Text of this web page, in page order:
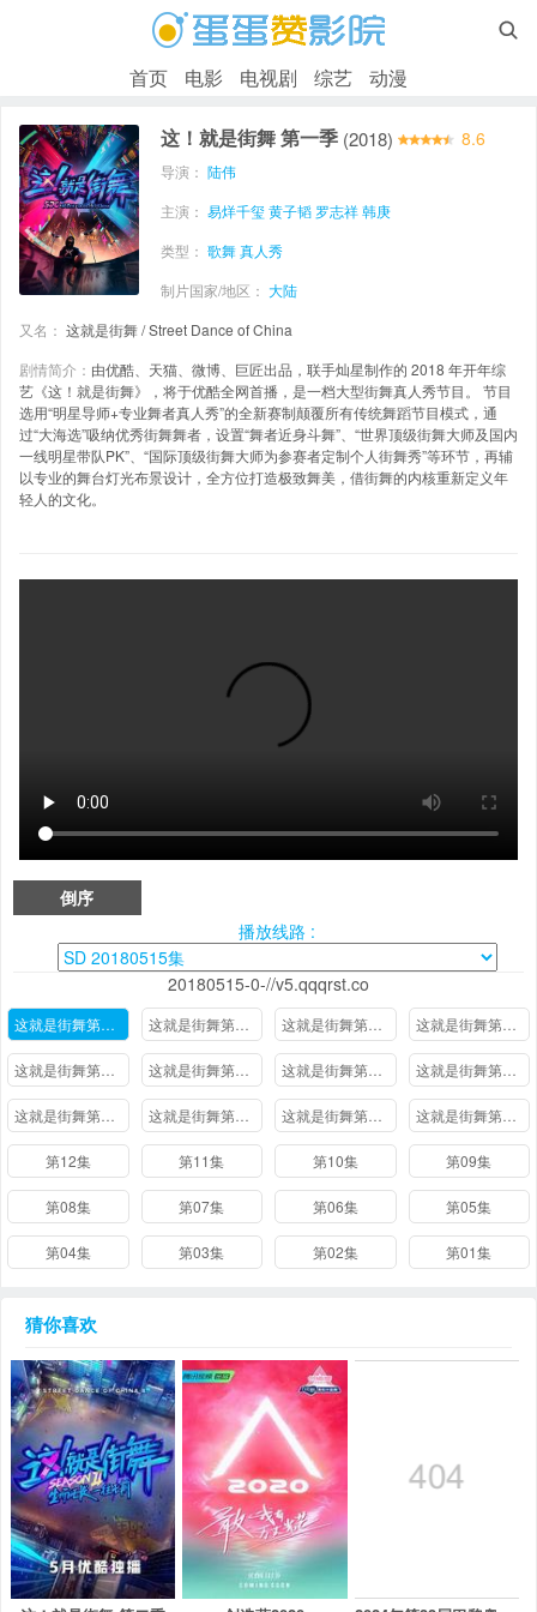

首页 电影 电视剧 综艺 动漫
这！就是街舞 第一季 (2018) 8.6
导演： 陆伟
主演： 易烊千玺黄子韬 罗志祥韩庚
类型： 歌舞真人秀
制片国家/地区： 大陆
又名： 这就是街舞 / Street Dance of China
剧情简介： 由优酷、天猫、微博、巨匠出品，联手灿星制作的 2018 年开年综
艺《这！就是街舞》，将于优酷全网首播，是一档大型街舞真人秀节目。 节目
选用“明星导师+专业舞者真人秀”的全新赛制颠覆所有传统舞蹈节目模式，通
过“大海选”吸纳优秀街舞舞者，设置“舞者近身斗舞”、“世界顶级街舞大师及国内
一线明星带队PK”、“国际顶级街舞大师为参赛者定制个人街舞秀”等环节，再辅
以专业的舞台灯光布景设计，全方位打造极致舞美，借街舞的内核重新定义年
轻人的文化。
倒序
播放线路 :
20180515-0-//v5.qqqrst.co
这就是街舞第一季20180515期 这就是街舞第一季20180508期 这就是街舞第一季20180424期
这就是街舞第一季20180410期 这就是街舞第一季20180327期
这就是街舞第一季20180314期 这就是街舞第一季20180228期
第12集 第11集 第10集 第09集
第08集 第07集 第06集 第05集
第04集 第03集 第02集 第01集
猜你喜欢